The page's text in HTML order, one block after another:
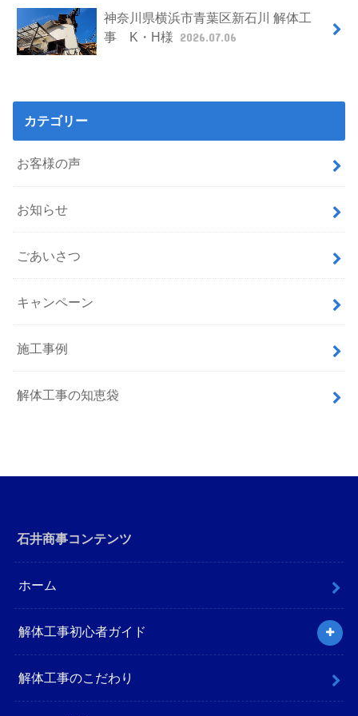
神奈川県横浜市青葉区新石川 解体工
事 K・H様 2026.07.06
カテゴリー
お客様の声
お知らせ
ごあいさつ
キャンペーン
施工事例
解体工事の知恵袋
石井商事コンテンツ
ホーム
解体工事初心者ガイド
解体工事のこだわり